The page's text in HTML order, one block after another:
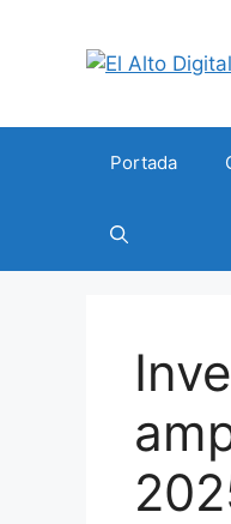
contenido
Portada